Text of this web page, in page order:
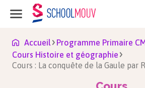
Accueil
Programme Primaire
Cours Histoire et géographie
Cours : La conquête de la Gaule par